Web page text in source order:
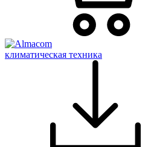
климатическая техника